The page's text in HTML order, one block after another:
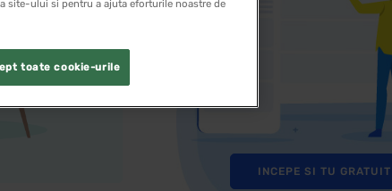
INCEPE SI TU GRATUIT
site-ului si pentru a ajuta eforturile noastre de
toate cookie-urile